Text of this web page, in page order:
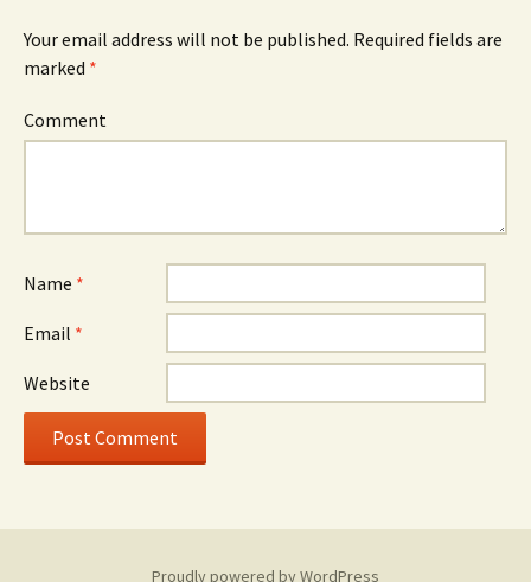
Your email address will not be published. Required fields are
marked *
Comment
Name *
Email *
Website
Proudly powered by WordPress